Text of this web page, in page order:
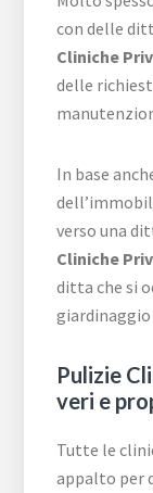
con delle
Cliniche
delle
In base
verso una
Cliniche
ditta che si
Pulizie
veri e
Tutte le
appalto per